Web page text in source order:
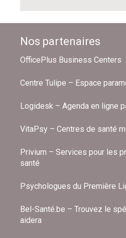
Nos partenaires
OfficePlus Business Centers
Centre Tulipe – Espace
Logidesk – Agenda en ligne
VitaPsy – Centres de santé
Privium – Services pour les
santé
Psychologues du Première
Bel-Santé.be – Trouvez le
aidera